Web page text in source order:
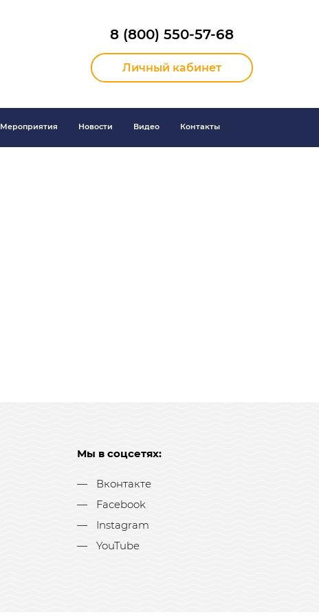
8 (800) 550-57-68
Личный кабинет
Мероприятия Новости Видео Контакты
Мы в соцсетях:
Вконтакте
Facebook
Instagram
YouTube